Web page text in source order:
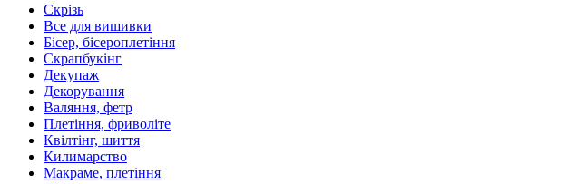
Скрізь
Все для вишивки
Бісер, бісероплетіння
Скрапбукінг
Декупаж
Декорування
Валяння, фетр
Плетіння, фриволіте
Квілтінг, шиття
Килимарство
Макраме, плетіння